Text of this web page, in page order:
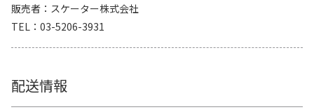
販売者
スケーター株式会社
TEL
03-5206-3931
配送情報